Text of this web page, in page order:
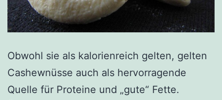
Obwohl sie als kalorienreich gelten, gelten
Cashewnüsse auch als hervorragende
Quelle für Proteine und „gute“ Fette.